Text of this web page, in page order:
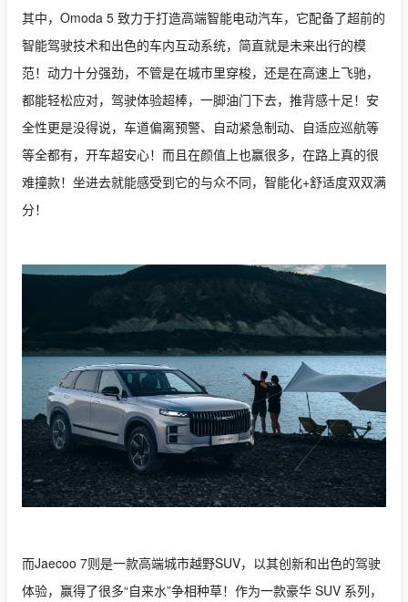
其中，Omoda 5 致力于打造高端智能电动汽车，它配备了超前的
智能驾驶技术和出色的车内互动系统，简直就是未来出行的模
范！动力十分强劲，不管是在城市里穿梭，还是在高速上飞驰，
都能轻松应对，驾驶体验超棒，一脚油门下去，推背感十足！安
全性更是没得说，车道偏离预警、自动紧急制动、自适应巡航等
等全都有，开车超安心！而且在颜值上也赢很多，在路上真的很
难撞款！坐进去就能感受到它的与众不同，智能化+舒适度双双满
分！
而Jaecoo 7则是一款高端城市越野SUV，以其创新和出色的驾驶
体验，赢得了很多“自来水”争相种草！作为一款豪华 SUV 系列，